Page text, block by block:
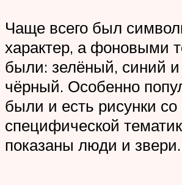
Чаще всего был
характер, а фоновыми
были: зелёный, синий и
чёрный. Особенно
были и есть рисунки со
специфической
показаны люди и звери.